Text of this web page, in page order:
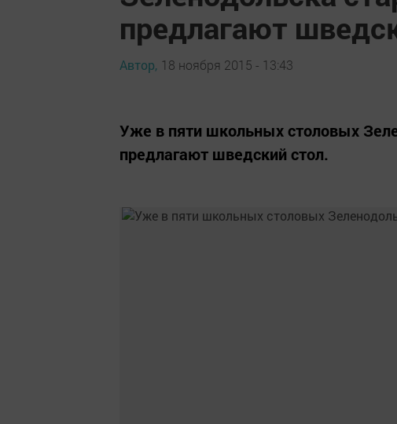
предлагают
Автор, 18 ноября 2015 - 13:43
Уже в пяти школьных столовых
предлагают шведский стол.